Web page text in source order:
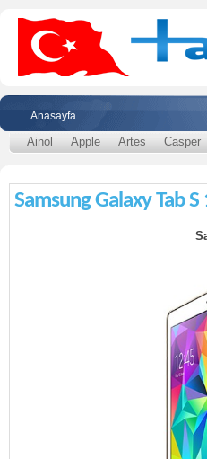
Anasayfa
Ainol Apple Artes Casper
Samsung Galaxy Tab